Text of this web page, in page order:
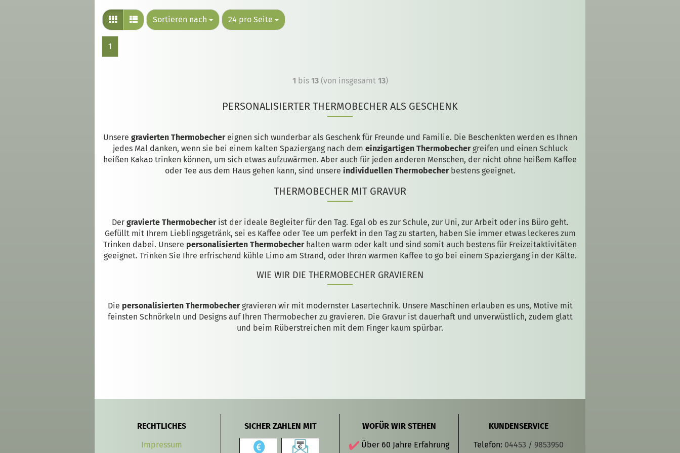
Sortieren nach 24 pro Seite
1
1 bis 13(von insgesamt 13)
PERSONALISIERTER THERMOBECHER ALS GESCHENK
Unsere gravierten Thermobechereignen sich wunderbar als Geschenk für Freunde und Familie. Die Beschenkten werden es Ihnen
jedes Mal danken, wenn sie bei einem kalten Spaziergang nach dem einzigartigen Thermobechergreifen und einen Schluck
heißen Kakao trinken können, um sich etwas aufzuwärmen. Aber auch für jeden anderen Menschen, der nicht ohne heißem Kaffee
oder Tee aus dem Haus gehen kann, sind unsere individuellen Thermobecherbestens geeignet.
THERMOBECHER MIT GRAVUR
Der gravierte Thermobecherist der ideale Begleiter für den Tag. Egal ob es zur Schule, zur Uni, zur Arbeit oder ins Büro geht.
Gefüllt mit Ihrem Lieblingsgetränk, sei es Kaffee oder Tee um perfekt in den Tag zu starten, haben Sie immer etwas leckeres zum
Trinken dabei. Unsere personalisierten Thermobecherhalten warm oder kalt und sind somit auch bestens für Freizeitaktivitäten
geeignet. Trinken Sie Ihre erfrischend kühle Limo am Strand, oder Ihren warmen Kaffee to go bei einem Spaziergang in der Kälte.
WIE WIR DIE THERMOBECHER GRAVIEREN
Die personalisierten Thermobechergravieren wir mit modernster Lasertechnik. Unsere Maschinen erlauben es uns, Motive mit
feinsten Schnörkeln und Designs auf Ihren Thermobecher zu gravieren. Die Gravur ist dauerhaft und unverwüstlich, zudem glatt
und beim Rüberstreichen mit dem Finger kaum spürbar.
RECHTLICHES
Impressum
SICHER ZAHLEN MIT
WOFÜR WIR STEHEN
Über 60 Jahre Erfahrung
KUNDENSERVICE
Telefon: 04453 / 9853950